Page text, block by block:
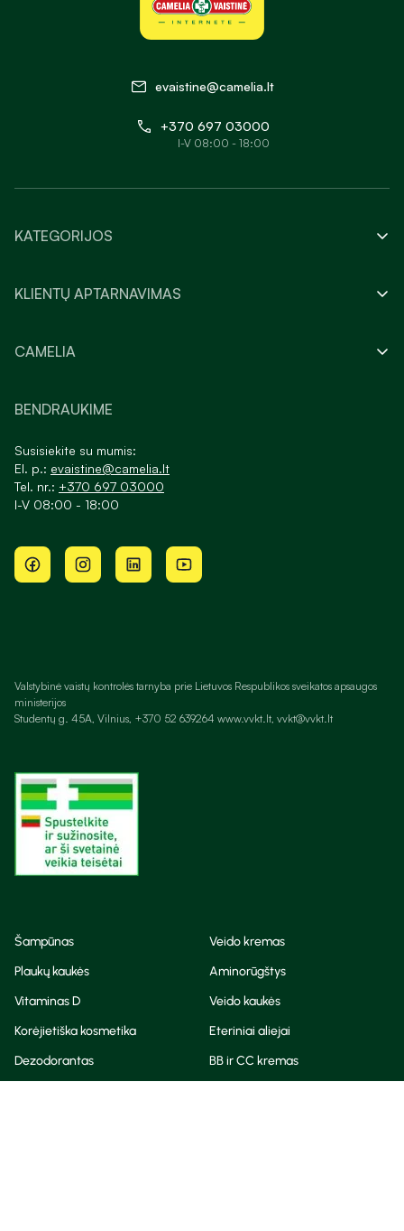
evaistine@camelia.lt
+370 697 03000
I-V 08:00 - 18:00
KATEGORIJOS
KLIENTŲ APTARNAVIMAS
CAMELIA
BENDRAUKIME
Susisiekite su mumis:
El. p.: evaistine@camelia.lt
Tel. nr.: +370 697 03000
I-V 08:00 - 18:00
Valstybinė vaistų kontrolės tarnyba prie Lietuvos Respublikos sveikatos apsaugos
ministerijos
Studentų g. 45A, Vilnius, +370 52 639264 www.vvkt.lt, vvkt@vvkt.lt
Šampūnas
Veido kremas
Plaukų kaukės
Aminorūgštys
Vitaminas D
Veido kaukės
Korėjietiška kosmetika
Eteriniai aliejai
Dezodorantas
BB ir CC kremas